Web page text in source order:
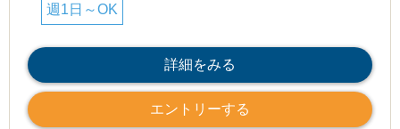
週1日～OK
詳細をみる
エントリーする